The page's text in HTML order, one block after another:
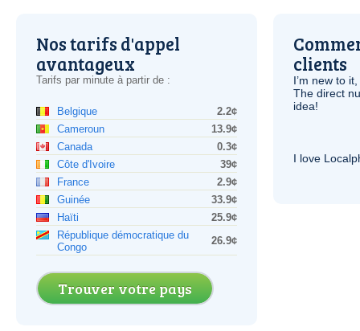
Nos tarifs d'appel
avantageux
Tarifs par minute à partir de :
Belgique
2.2¢
Cameroun
13.9¢
Canada
0.3¢
Côte d'Ivoire
39¢
France
2.9¢
Guinée
33.9¢
Haïti
25.9¢
République démocratique du
Congo
26.9¢
Trouver votre pays
clients
I’m new to
The direct
idea!
I love